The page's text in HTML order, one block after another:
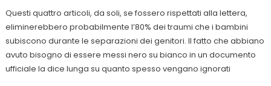
Questi quattro articoli, da soli, se fossero rispettati alla lettera,
eliminerebbero probabilmente l’80% dei traumi che i bambini
subiscono durante le separazioni dei genitori. Il fatto che abbiano
avuto bisogno di essere messi nero su bianco in un documento
ufficiale la dice lunga su quanto spesso vengano ignorati